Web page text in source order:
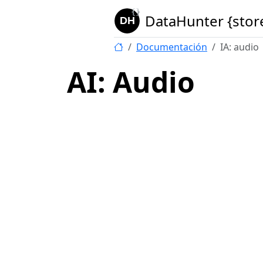
DataHunter
Documentación IA: audio
AI: Audio